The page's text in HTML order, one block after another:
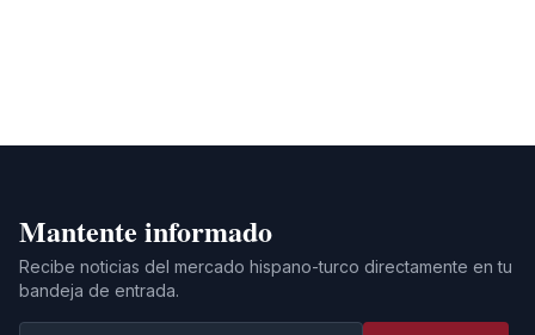
Mantente informado
Recibe noticias del mercado hispano-turco directamente en tu
bandeja de entrada.